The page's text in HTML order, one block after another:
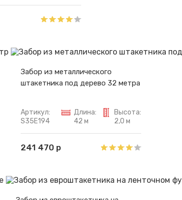
Забор из металлического
штакетника под дерево 32 метра
Артикул:
S35E194
Длина:
42 м
Высота:
2,0 м
241 470 р